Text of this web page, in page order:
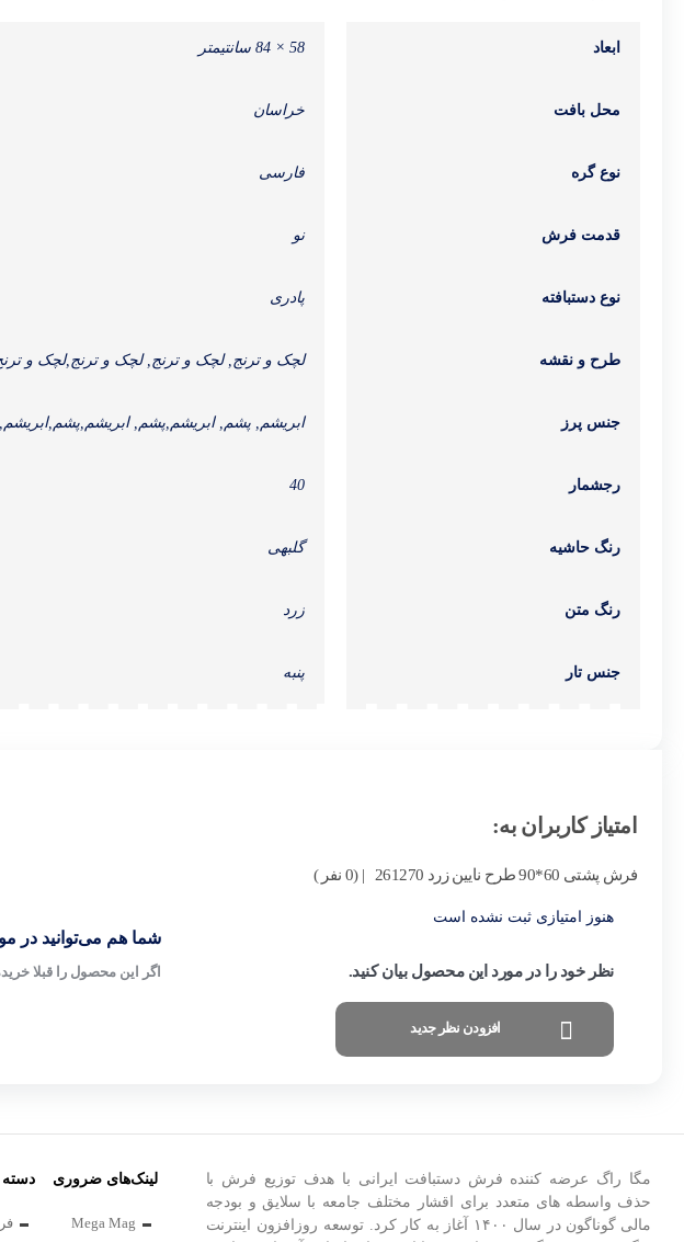
ابعاد 58 × 84 سانتیمتر
محل بافت خراسان
نوع گره فارسی
قدمت فرش نو
نوع دستبافته پادری
طرح و نقشه لچک و ترنج, لچک و ترنج, لچک و ترنج,لچک و
جنس پرز ابریشم, پشم, ابریشم,پشم,
رجشمار 40
رنگ حاشیه گلبهی
رنگ متن زرد
جنس تار پنبه
امتیاز کاربران به:
فرش پشتی 60*90 طرح نایین زرد 261270 | (0 نفر )
هنوز امتیازی ثبت نشده است
نظر خود را در مورد این محصول بیان کنید.
افزودن نظر جدید
شما هم می‌توانید در
اگر این محصول را قبلا
مگا راگ عرضه کننده فرش دستبافت ایرانی با هدف توزیع فرش با
حذف واسطه های متعدد برای اقشار مختلف جامعه با سلایق و بودجه
مالی گوناگون در سال
آغاز به کار کرد. توسعه روزافزون اینترنت
لینک‌های ضروری
Mega Mag